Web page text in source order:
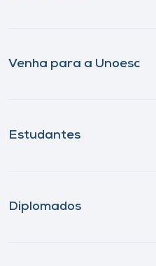
Venha para a Unoesc
Estudantes
Diplomados